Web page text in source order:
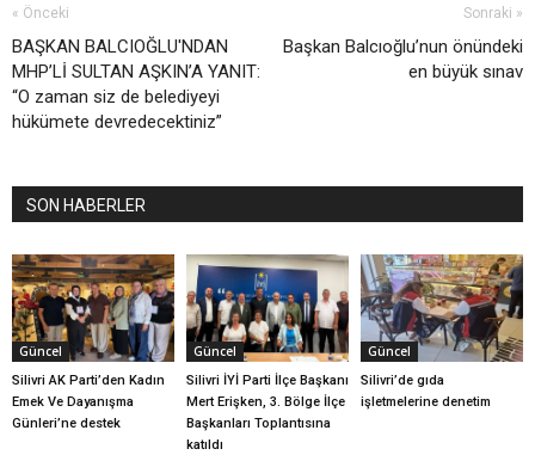
« Önceki
BAŞKAN BALCIOĞLU'NDAN
MHP’Lİ SULTAN AŞKIN’A YANIT:
“O zaman siz de belediyeyi
hükümete devredecektiniz”
Sonraki »
Başkan Balcıoğlu’nun önündeki
en büyük sınav
SON HABERLER
Güncel
Silivri AK Parti’den Kadın
Emek Ve Dayanışma
Günleri’ne destek
Güncel
Silivri İYİ Parti İlçe Başkanı
Mert Erişken, 3. Bölge İlçe
Başkanları Toplantısına
katıldı
Güncel
Silivri’de gıda
işletmelerine denetim